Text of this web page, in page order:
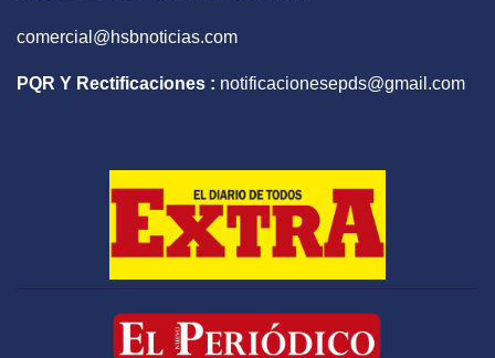
comercial@hsbnoticias.com
PQR Y Rectificaciones : notificacionesepds@gmail.com